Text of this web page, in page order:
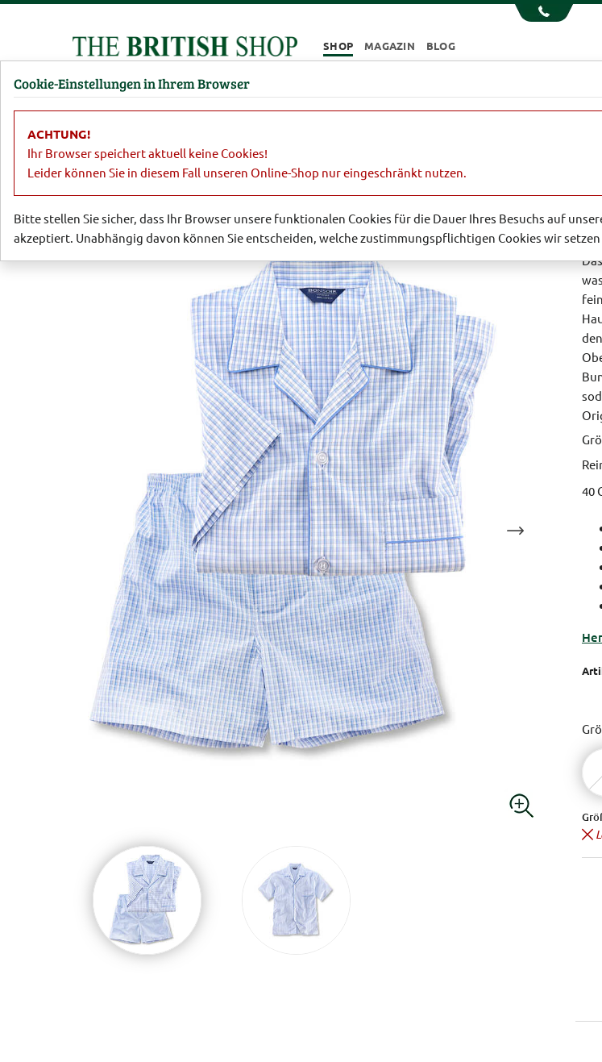
SHOP MAGAZIN BLOG
Damen Herren Barbour Parfümerie
40
Cookie-Einstellungen in Ihrem Browser
ACHTUNG!
Ihr Browser speichert aktuell keine Cookies!
Leider können Sie in diesem Fall unseren Online-Shop nur eingeschränkt nutzen.
Bitte stellen Sie sicher, dass Ihr Browser unsere funktionalen Cookies für die Dauer Ihres Besuchs auf
akzeptiert. Unabhängig davon können Sie entscheiden, welche zustimmungspflichtigen Cookies wir